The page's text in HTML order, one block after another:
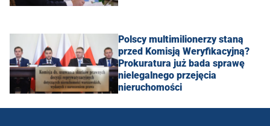
Polscy multimilionerzy staną
przed Komisją Weryfikacyjną?
Prokuratura już bada sprawę
nielegalnego przejęcia
nieruchomości